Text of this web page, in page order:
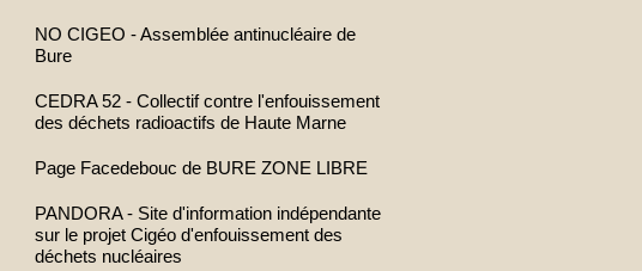
NO CIGEO - Assemblée antinucléaire de
Bure
CEDRA 52 - Collectif contre l'enfouissement
des déchets radioactifs de Haute Marne
Page Facedebouc de BURE ZONE LIBRE
PANDORA - Site d'information indépendante
sur le projet Cigéo d'enfouissement des
déchets nucléaires